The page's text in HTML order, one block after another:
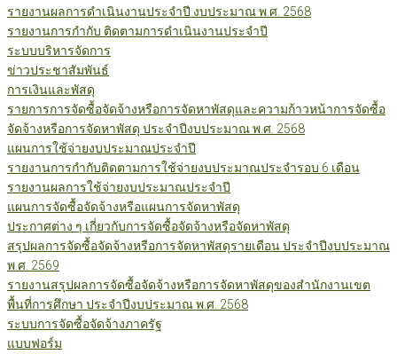
รายงานผลการดำเนินงานประจำปี งบประมาณ พ.ศ. 2568
รายงานการกำกับ ติดตามการดำเนินงานประจำปี
ระบบบริหารจัดการ
ข่าวประชาสัมพันธ์
การเงินและพัสดุ
รายการการจัดซื้อจัดจ้างหรือการจัดหาพัสดุและความก้าวหน้าการจัดซื้อ
จัดจ้างหรือการจัดหาพัสดุ ประจำปีงบประมาณ พ.ศ. 2568
แผนการใช้จ่ายงบประมาณประจำปี
รายงานการกำกับติดตามการใช้จ่ายงบประมาณประจำรอบ 6 เดือน
รายงานผลการใช้จ่ายงบประมาณประจำปี
แผนการจัดซื้อจัดจ้างหรือแผนการจัดหาพัสดุ
ประกาศต่าง ๆ เกี่ยวกับการจัดซื้อจัดจ้างหรือจัดหาพัสดุ
สรุปผลการจัดซื้อจัดจ้างหรือการจัดหาพัสดุรายเดือน ประจำปีงบประมาณ
พ.ศ. 2569
รายงานสรุปผลการจัดซื้อจัดจ้างหรือการจัดหาพัสดุของสำนักงานเขต
พื้นที่การศึกษา ประจำปีงบประมาณ พ.ศ. 2568
ระบบการจัดซื้อจัดจ้างภาครัฐ
แบบฟอร์ม